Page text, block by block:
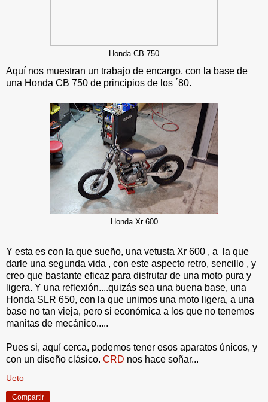
Honda CB 750
Aquí nos muestran un trabajo de encargo, con la base de
una Honda CB 750 de principios de los ´80.
Honda Xr 600
Y esta es con la que sueño, una vetusta Xr 600 , a la que
darle una segunda vida , con este aspecto retro, sencillo , y
creo que bastante eficaz para disfrutar de una moto pura y
ligera. Y una reflexión....quizás sea una buena base, una
Honda SLR 650, con la que unimos una moto ligera, a una
base no tan vieja, pero si económica a los que no tenemos
manitas de mecánico.....
Pues si, aquí cerca, podemos tener esos aparatos únicos, y
con un diseño clásico. CRD nos hace soñar...
Ueto
Compartir